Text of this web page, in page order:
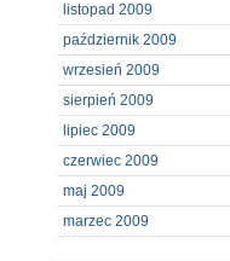
listopad 2009
październik 2009
wrzesień 2009
sierpień 2009
lipiec 2009
czerwiec 2009
maj 2009
marzec 2009